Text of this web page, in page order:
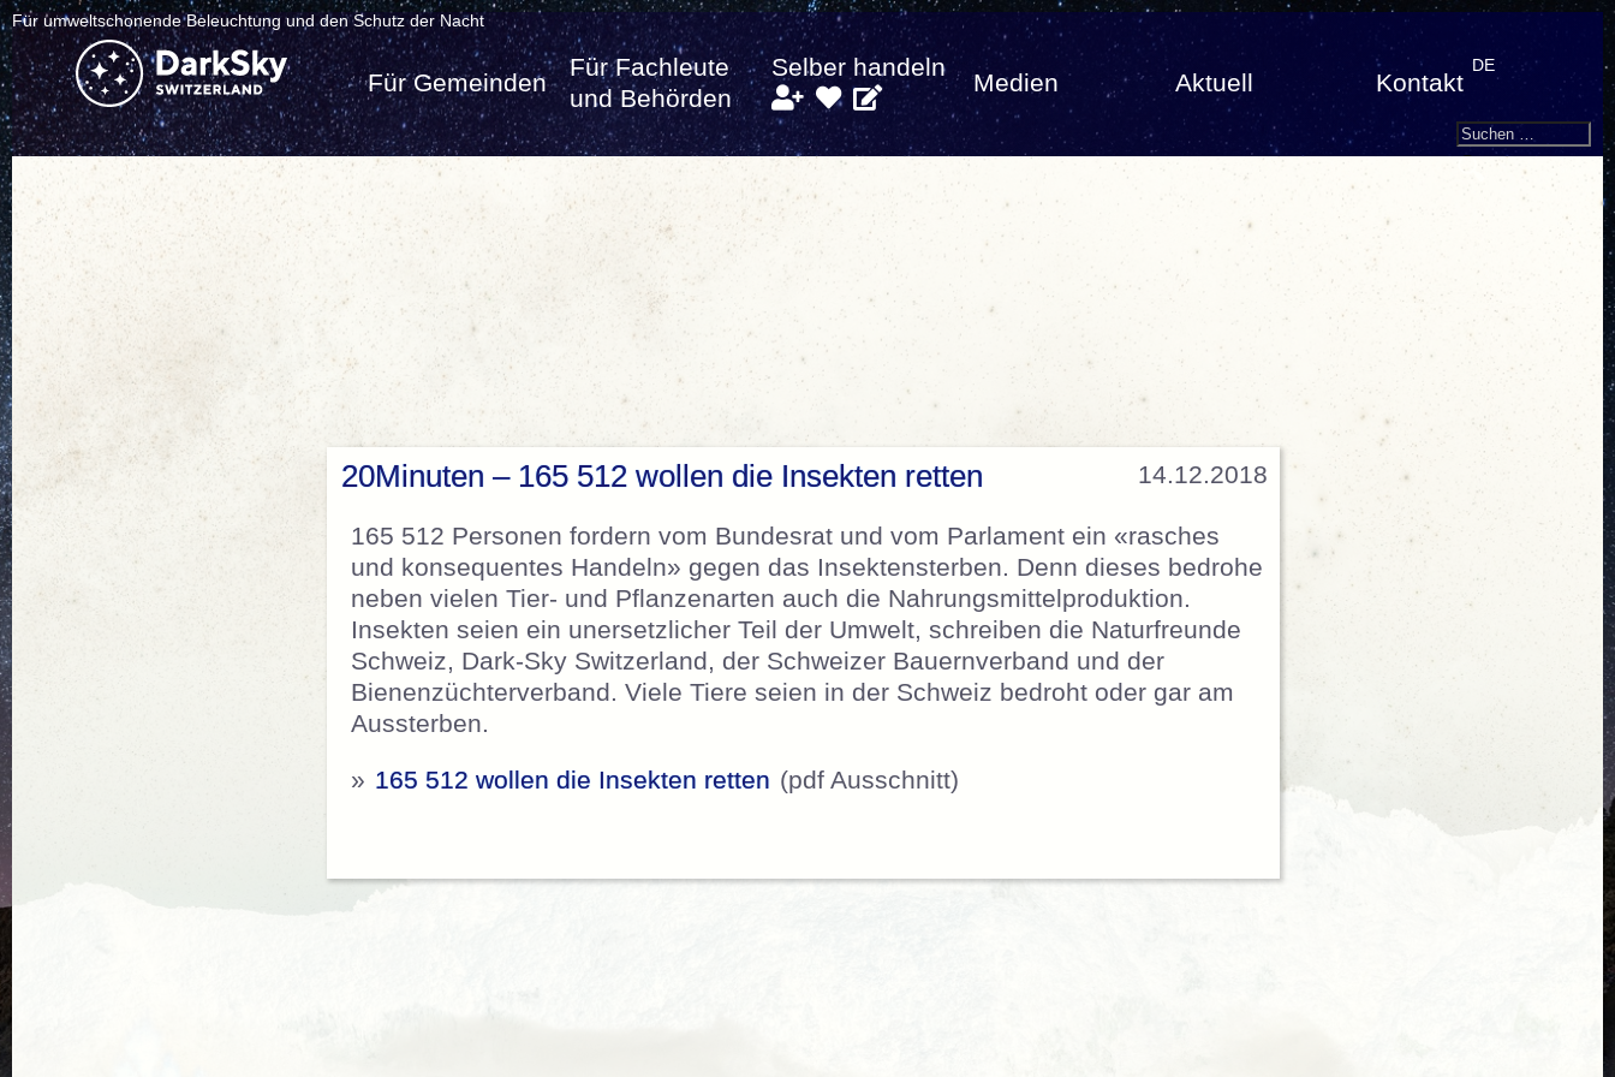
Für umweltschonende Beleuchtung und den Schutz der Nacht
Für Gemeinden
Für Fachleute
und Behörden
Selber handeln
Medien Aktuell Kontakt
DE
Search
Suchen
14.12.2018
20Minuten – 165 512 wollen die Insekten retten
165 512 Personen fordern vom Bundesrat und vom Parlament ein «rasches
und konsequentes Handeln» gegen das Insektensterben. Denn dieses bedrohe
neben vielen Tier- und Pflanzenarten auch die Nahrungsmittelproduktion.
Insekten seien ein unersetzlicher Teil der Umwelt, schreiben die Naturfreunde
Schweiz, Dark-Sky Switzerland, der Schweizer Bauernverband und der
Bienenzüchterverband. Viele Tiere seien in der Schweiz bedroht oder gar am
Aussterben.
» 165 512 wollen die Insekten retten (pdf Ausschnitt)